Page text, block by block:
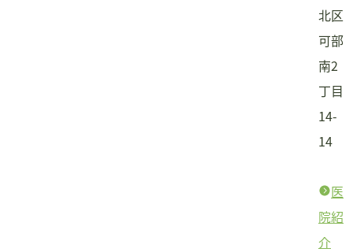
北区
可部
南2
丁目
14-
14
医
院紹
介